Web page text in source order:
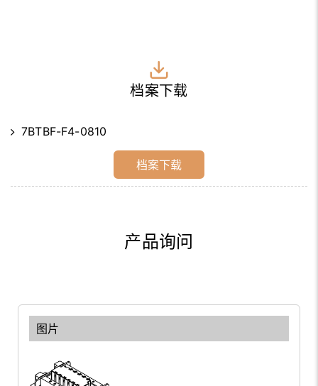
档案下载
7BTBF-F4-0810
档案下载
产品询问